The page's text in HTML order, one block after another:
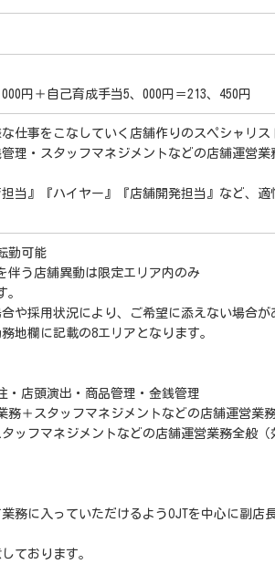
円＋自己育成手当5、000円＝213、450円
仕事をこなしていく店舗作りのスペシャリス
理・スタッフマネジメントなどの店舗運営業
当』『ハイヤー』『店舗開発担当』など、適
勤可能
伴う店舗異動は限定エリア内のみ
。
や採用状況により、ご希望に添えない場合が
地欄に記載の8エリアとなります。
店頭演出・商品管理・金銭管理
＋スタッフマネジメントなどの店舗運営業
ッフマネジメントなどの店舗運営業務全般（
務に入っていただけるようOJTを中心に副店
ております。